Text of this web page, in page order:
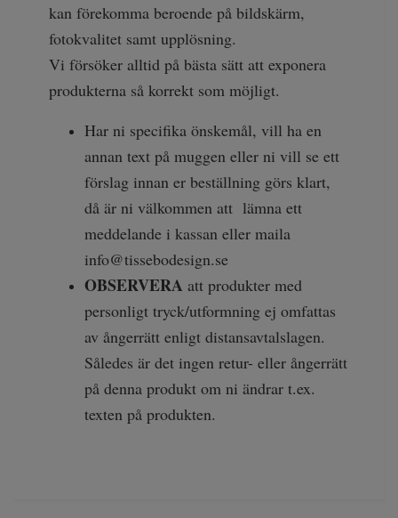
kan förekomma beroende på bildskärm,
fotokvalitet samt upplösning.
Vi försöker alltid på bästa sätt att exponera
produkterna så korrekt som möjligt.
Har ni specifika önskemål, vill ha en
annan text på muggen eller ni vill se ett
förslag innan er beställning görs klart,
då är ni välkommen att lämna ett
meddelande i kassan eller maila
info@tissebodesign.se
OBSERVERA att produkter med
personligt tryck/utformning ej omfattas
av ångerrätt enligt distansavtalslagen.
Således är det ingen retur- eller ångerrätt
på denna produkt om ni ändrar t.ex.
texten på produkten.